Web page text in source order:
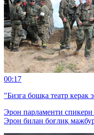
00:17
"Бизга бошқа театр
Эрон парламенти
Эрон билан боғлиқ